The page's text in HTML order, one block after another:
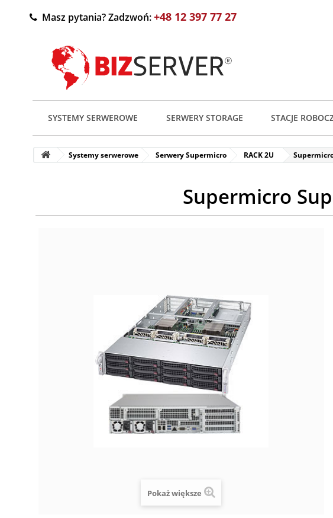
Masz pytania? Zadzwoń:+48 12 397 77 27
SYSTEMY SERWEROWE SERWERY STORAGE STACJE
Systemy serwerowe Serwery Supermicro RACK 2U
Supermicro
Pokaż większe